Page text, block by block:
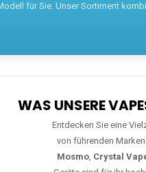
für Sie. Unser Sortiment
WAS UNSERE
Entdecken Sie eine
von führenden
Mosmo, Crystal